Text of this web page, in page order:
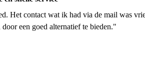
Het contact wat ik had via de mail was
een goed alternatief te bieden."